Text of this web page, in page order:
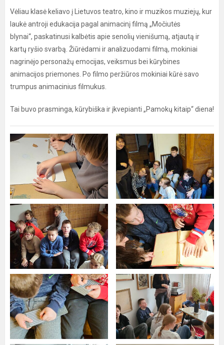
Vėliau klasė keliavo į Lietuvos teatro, kino ir muzikos muziejų, kur
laukė antroji edukacija pagal animacinį filmą „Močiutės
blynai“, paskatinusi kalbėtis apie senolių vienišumą, atjautą ir
kartų ryšio svarbą. Žiūrėdami ir analizuodami filmą, mokiniai
nagrinėjo personažų emocijas, veiksmus bei kūrybines
animacijos priemones. Po filmo peržiūros mokiniai kūrė savo
trumpus animacinius filmukus.
Tai buvo prasminga, kūrybiška ir įkvepianti „Pamokų kitaip“ diena!